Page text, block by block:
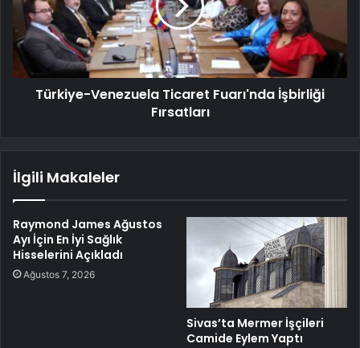
Türkiye-Venezuela Ticaret Fuarı'nda İşbirliği
Fırsatları
İlgili Makaleler
Raymond James Ağustos
Ayı İçin En İyi Sağlık
Hisselerini Açıkladı
Ağustos 7, 2026
Sivas’ta Mermer İşçileri
Camide Eylem Yaptı